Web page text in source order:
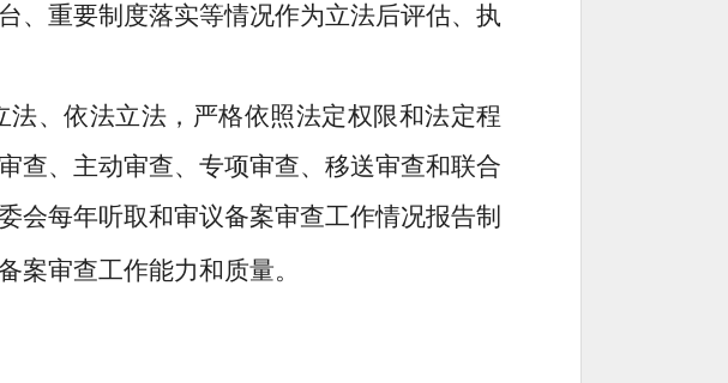
、 重要制度落实等情况作为立法后评估、 执
法、依法立法，严格依照法定权限和法定程
查、主动审查、专项审查、移送审查和联合
会每年听取和审议备案审查工作情况报告制
案审查工作能力和质量。